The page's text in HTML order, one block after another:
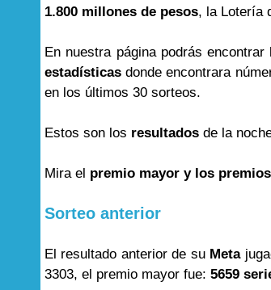
1.800 millones de pesos, la Lotería
En nuestra página podrás
estadísticas donde encontrara
en los últimos 30 sorteos.
Estos son los resultados de la
Mira el premio mayor y los
Sorteo anterior
El resultado anterior de su Meta
3303, el premio mayor fue: 5659